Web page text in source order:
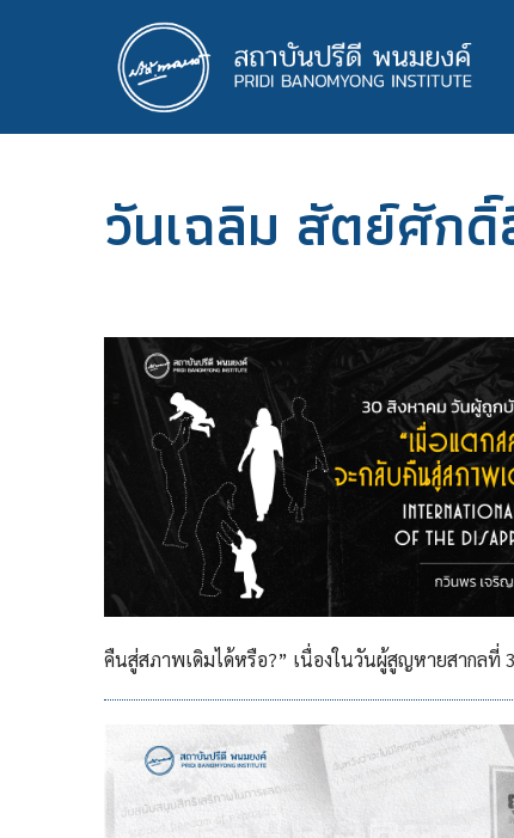
วันเฉลิม สัตย์ศัก
คืนสู่สภาพเดิมได้หรือ?” เนื่องในวันผู้สูญหายสากลที่